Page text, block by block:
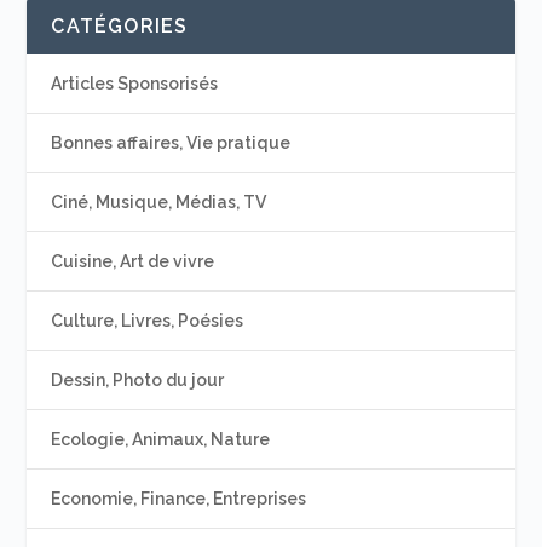
CATÉGORIES
Articles Sponsorisés
Bonnes affaires, Vie pratique
Ciné, Musique, Médias, TV
Cuisine, Art de vivre
Culture, Livres, Poésies
Dessin, Photo du jour
Ecologie, Animaux, Nature
Economie, Finance, Entreprises